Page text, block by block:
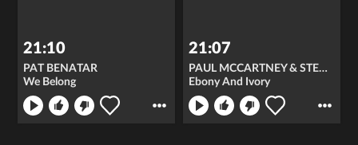
21:10
PAT BENATAR
We Belong
21:07
PAUL MCCARTNEY & STEVIE WONDER
Ebony And Ivory